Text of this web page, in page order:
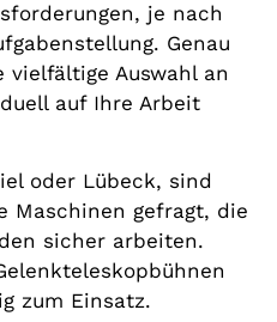
je nach
Genau
Auswahl an
auf Ihre Arbeit
oder Lübeck, sind
Maschinen gefragt, die
sicher arbeiten.
zum Einsatz.